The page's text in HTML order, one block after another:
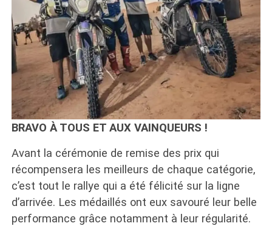
BRAVO À TOUS ET AUX VAINQUEURS !
Avant la cérémonie de remise des prix qui
récompensera les meilleurs de chaque catégorie,
c’est tout le rallye qui a été félicité sur la ligne
d’arrivée. Les médaillés ont eux savouré leur belle
performance grâce notamment à leur régularité.